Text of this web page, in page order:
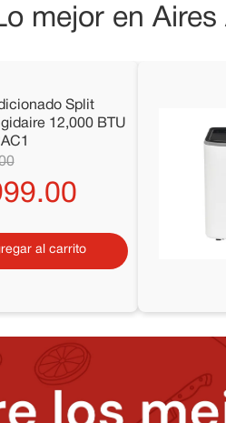
mejor en
Split
12,000 BTU
.00
al carrito